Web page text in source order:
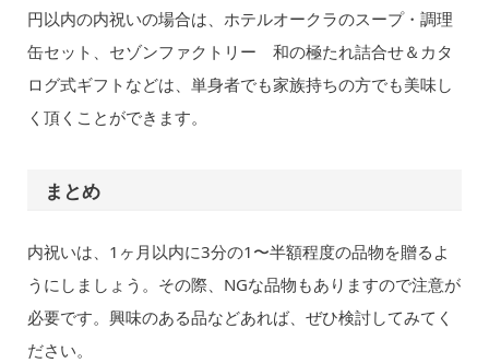
円以内の内祝いの場合は、ホテルオークラのスープ・調理
缶セット、セゾンファクトリー 和の極たれ詰合せ＆カタ
ログ式ギフトなどは、単身者でも家族持ちの方でも美味し
く頂くことができます。
まとめ
内祝いは、1ヶ月以内に3分の1〜半額程度の品物を贈るよ
うにしましょう。その際、NGな品物もありますので注意が
必要です。興味のある品などあれば、ぜひ検討してみてく
ださい。